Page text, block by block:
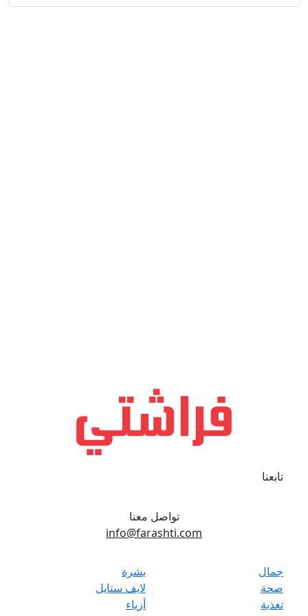
تابعنا
تواصل معنا
info@farashti.com
جمال
صحة
تغذية
بشرة
لايف ستايل
أزياء